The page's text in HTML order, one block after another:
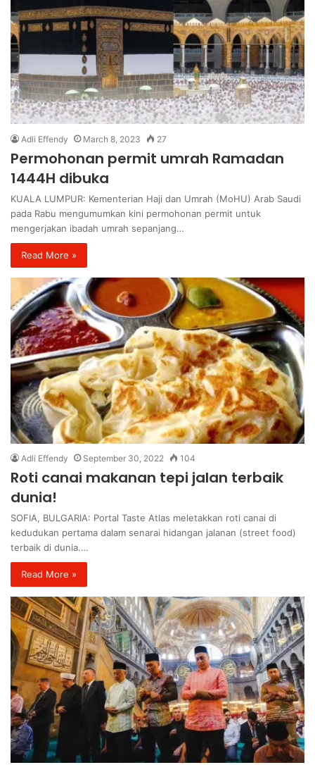
Adli Effendy March 8, 2023 27
Permohonan permit umrah Ramadan
1444H dibuka
KUALA LUMPUR: Kementerian Haji dan Umrah (MoHU) Arab Saudi
pada Rabu mengumumkan kini permohonan permit untuk
mengerjakan ibadah umrah sepanjang…
Read More »
Adli Effendy September 30, 2022 104
Roti canai makanan tepi jalan terbaik
dunia!
SOFIA, BULGARIA: Portal Taste Atlas meletakkan roti canai di
kedudukan pertama dalam senarai hidangan jalanan (street food)
terbaik di dunia.…
Read More »